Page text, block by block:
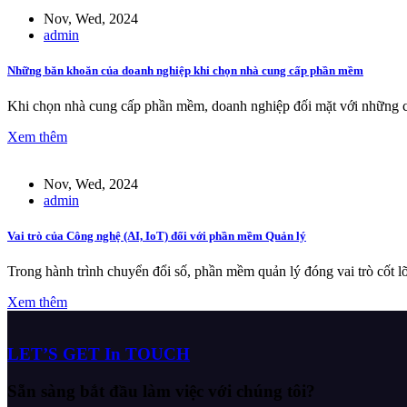
Nov, Wed, 2024
admin
Những băn khoăn của doanh nghiệp khi chọn nhà cung cấp phần mềm
Khi chọn nhà cung cấp phần mềm, doanh nghiệp đối mặt với
Xem thêm
Nov, Wed, 2024
admin
Vai trò của Công nghệ (AI, IoT) đối với phần mềm Quản lý
Trong hành trình chuyển đổi số, phần mềm quản lý đóng vai trò
Xem thêm
LET’S GET In TOUCH
Sẵn sàng bắt đầu làm việc với chúng tôi?